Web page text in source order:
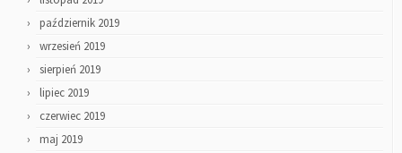
październik 2019
wrzesień 2019
sierpień 2019
lipiec 2019
czerwiec 2019
maj 2019